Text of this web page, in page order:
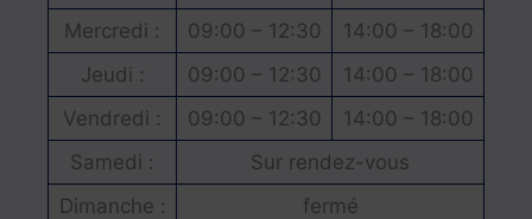
Mercredi :
09:00 – 12:30
14:00 – 18:00
Jeudi :
09:00 – 12:30
14:00 – 18:00
Vendredi :
09:00 – 12:30
14:00 – 18:00
Samedi :
Sur rendez-vous
Dimanche :
fermé